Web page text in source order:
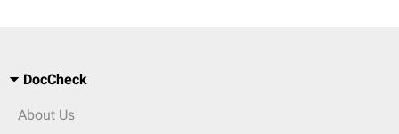
DocCheck
About Us